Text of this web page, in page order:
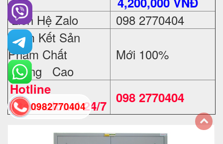
Liên Hệ Zalo
098 2770404
Cam Kết Sản
Phẩm Chất
Lượng Cao
Mới 100%
Hotline
International 24/7 098 2770404
0982770404